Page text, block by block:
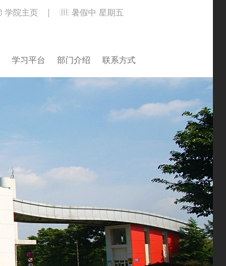
学院主页 | 暑假中 星期五
学习平台 部门介绍 联系方式